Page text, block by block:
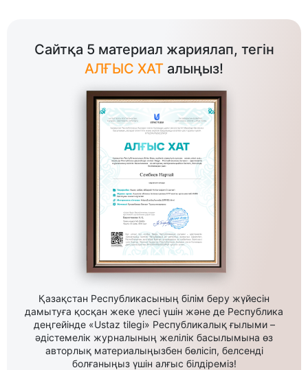
Сайтқа 5 материал жариялап, тегін
АЛҒЫС ХАТ алыңыз!
Қазақстан Республикасының білім беру жүйесін
дамытуға қосқан жеке үлесі үшін және де Республика
деңгейінде «Ustaz tilegi» Республикалық ғылыми –
әдістемелік журналының желілік басылымына өз
авторлық материалыңызбен бөлісіп, белсенді
болғаныңыз үшін алғыс білдіреміз!